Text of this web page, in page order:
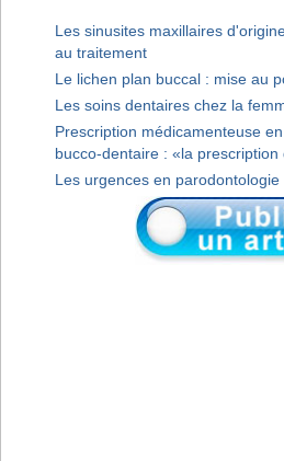
Les sinusites maxillaires
au traitement
Le lichen plan buccal : mise au
Les soins dentaires chez la
Prescription médicamenteuse
bucco-dentaire : «la
Les urgences en parodontologie